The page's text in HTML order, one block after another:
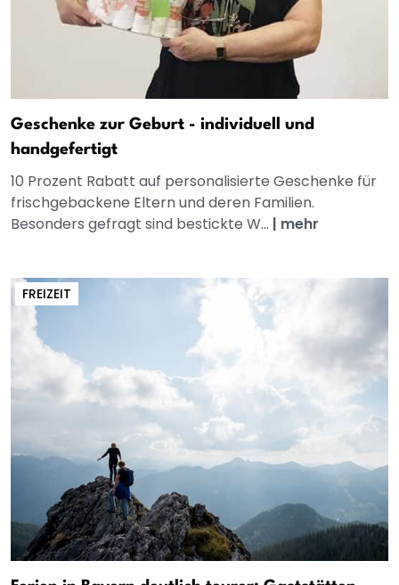
Geschenke zur Geburt - individuell und
handgefertigt
10 Prozent Rabatt auf personalisierte Geschenke für
frischgebackene Eltern und deren Familien.
Besonders gefragt sind bestickte W... | mehr
FREIZEIT